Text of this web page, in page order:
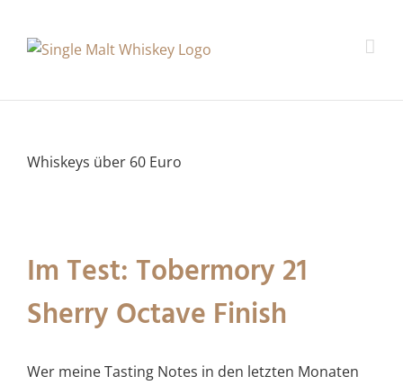
Whiskeys über 60 Euro
Im Test: Tobermory 21
Sherry Octave Finish
Wer meine Tasting Notes in den letzten Monaten